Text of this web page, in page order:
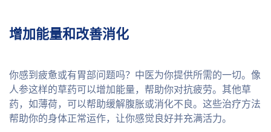
增加能量和改善消化
你感到疲惫或有胃部问题吗？中医为你提供所需的一切。像
人参这样的草药可以增加能量，帮助你对抗疲劳。其他草
药，如薄荷，可以帮助缓解腹胀或消化不良。这些治疗方法
帮助你的身体正常运作，让你感觉良好并充满活力。